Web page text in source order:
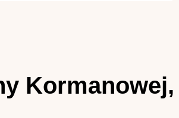
Kormanowej,